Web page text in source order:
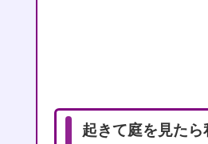
起きて庭を見た